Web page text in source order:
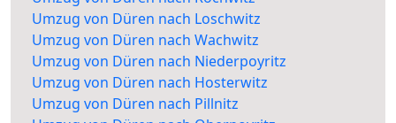
Umzug von Düren nach Loschwitz
Umzug von Düren nach Wachwitz
Umzug von Düren nach Niederpoyritz
Umzug von Düren nach Hosterwitz
Umzug von Düren nach Pillnitz